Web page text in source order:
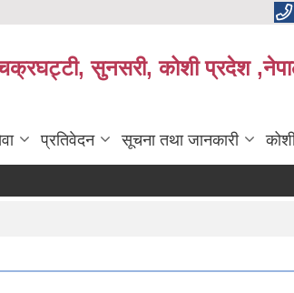
, चक्रघट्टी, सुनसरी, कोशी प्रदेश
प्रतिवेदन सूचना तथा जानकारी